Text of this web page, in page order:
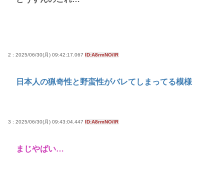
2 : 2025/06/30(月) 09:42:17.067 ID:A8rmNO/lR
日本人の猟奇性と野蛮性がバレてしまってる模様
3 : 2025/06/30(月) 09:43:04.447 ID:A8rmNO/lR
まじやばい…